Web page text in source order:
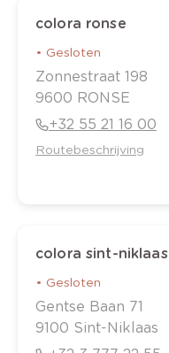
colora ronse
• Gesloten
Zonnestraat 198
9600 RONSE
+32 55 21 16 00
Routebeschrijving
colora sint-niklaas
• Gesloten
Gentse Baan 71
9100 Sint-Niklaas